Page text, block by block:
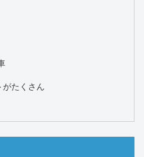
がたくさん